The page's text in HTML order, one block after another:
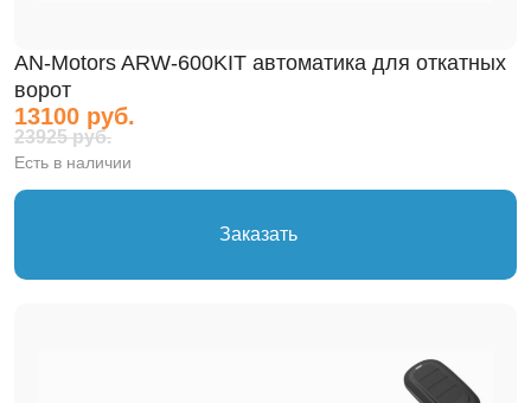
AN-Motors ARW-600KIT автоматика для откатных
ворот
23925 руб.
13100 руб.
Есть в наличии
Заказать